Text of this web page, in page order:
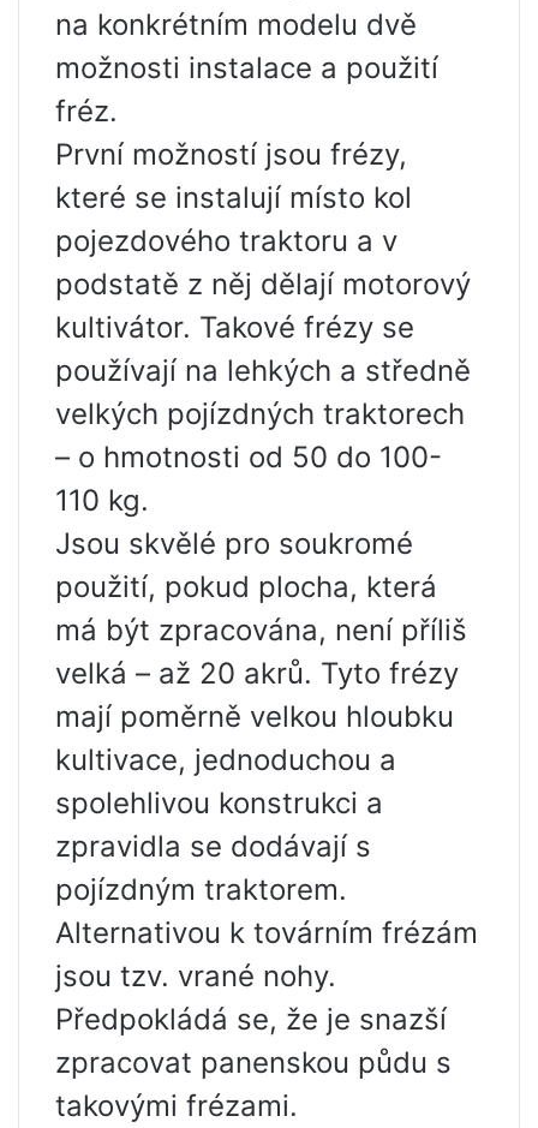
na konkrétním modelu dvě
možnosti instalace a použití
fréz.
První možností jsou frézy,
které se instalují místo kol
pojezdového traktoru a v
podstatě z něj dělají motorový
kultivátor. Takové frézy se
používají na lehkých a středně
velkých pojízdných traktorech
– o hmotnosti od 50 do 100-
110 kg.
Jsou skvělé pro soukromé
použití, pokud plocha, která
má být zpracována, není příliš
velká – až 20 akrů. Tyto frézy
mají poměrně velkou hloubku
kultivace, jednoduchou a
spolehlivou konstrukci a
zpravidla se dodávají s
pojízdným traktorem.
Alternativou k továrním frézám
jsou tzv. vrané nohy.
Předpokládá se, že je snazší
zpracovat panenskou půdu s
takovými frézami.